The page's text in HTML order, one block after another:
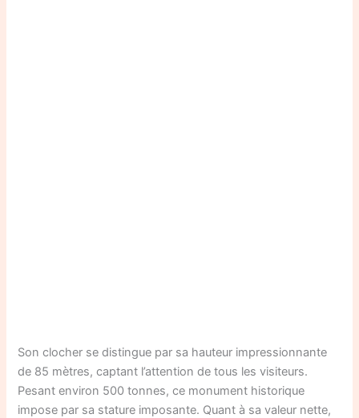
Son clocher se distingue par sa hauteur impressionnante
de 85 mètres, captant l’attention de tous les visiteurs.
Pesant environ 500 tonnes, ce monument historique
impose par sa stature imposante. Quant à sa valeur nette,